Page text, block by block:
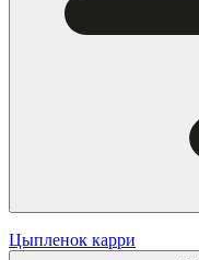
Цыпленок карри